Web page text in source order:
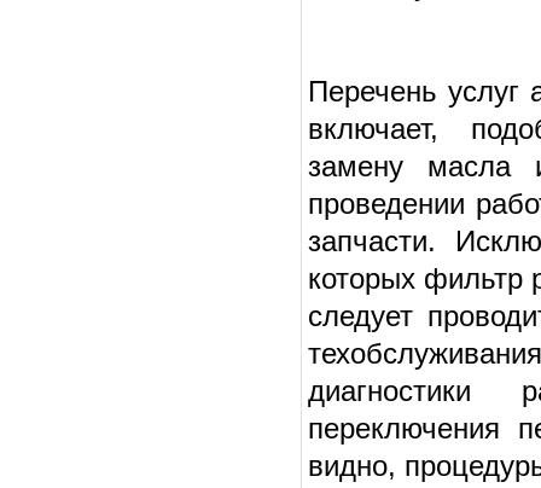
Перечень услуг
включает,
замену масла
проведении
запчасти.
которых фильтр
следует
диагностики
переключения
видно,